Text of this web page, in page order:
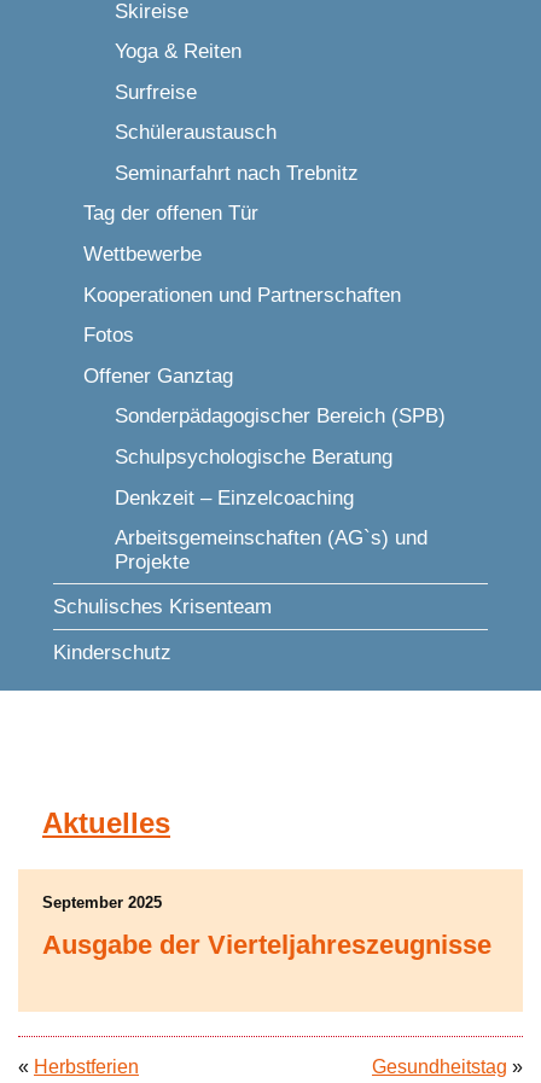
Skireise
Yoga & Reiten
Surfreise
Schüleraustausch
Seminarfahrt nach Trebnitz
Tag der offenen Tür
Wettbewerbe
Kooperationen und Partnerschaften
Fotos
Offener Ganztag
Sonderpädagogischer Bereich (SPB)
Schulpsychologische Beratung
Denkzeit – Einzelcoaching
Arbeitsgemeinschaften (AG`s) und
Projekte
Schulisches Krisenteam
Kinderschutz
Aktuelles
September 2025
Ausgabe der Vierteljahreszeugnisse
« Herbstferien Gesundheitstag »